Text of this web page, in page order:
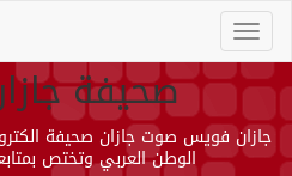
صحيفة
جازان فويس صوت جازان صحيفة
الوطن العربي وتختص